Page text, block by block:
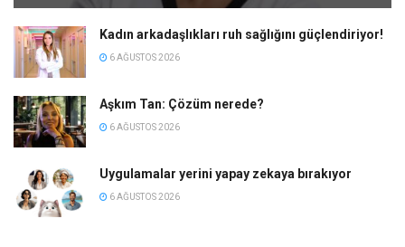
Kadın arkadaşlıkları ruh sağlığını güçlendiriyor!
6 AĞUSTOS 2026
Aşkım Tan: Çözüm nerede?
6 AĞUSTOS 2026
Uygulamalar yerini yapay zekaya bırakıyor
6 AĞUSTOS 2026